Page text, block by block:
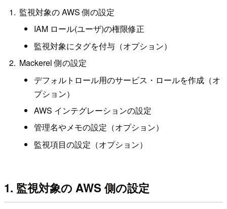
監視対象の AWS 側の設定
IAM ロール(ユーザ)の権限修正
監視対象にタグを付与（オプション）
Mackerel 側の設定
デフォルトロール用のサービス・ロールを作成（オ
プション）
AWS インテグレーションの設定
管理名やメモの設定（オプション）
監視項目の設定（オプション）
1. 監視対象の AWS 側の設定